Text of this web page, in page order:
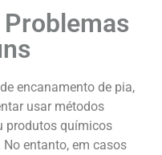
encanamento de pia,
usar métodos
produtos químicos
entanto, em casos